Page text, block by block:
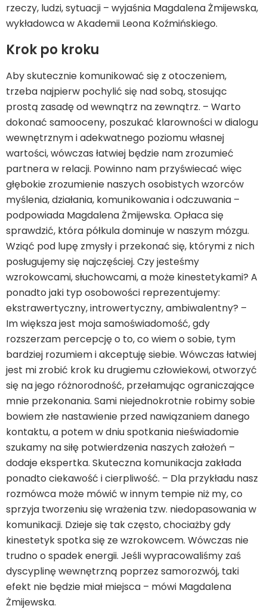
rzeczy, ludzi, sytuacji – wyjaśnia Magdalena Żmijewska,
wykładowca w Akademii Leona Koźmińskiego.
Krok po kroku
Aby skutecznie komunikować się z otoczeniem,
trzeba najpierw pochylić się nad sobą, stosując
prostą zasadę od wewnątrz na zewnątrz. – Warto
dokonać samooceny, poszukać klarowności w dialogu
wewnętrznym i adekwatnego poziomu własnej
wartości, wówczas łatwiej będzie nam zrozumieć
partnera w relacji. Powinno nam przyświecać więc
głębokie zrozumienie naszych osobistych wzorców
myślenia, działania, komunikowania i odczuwania –
podpowiada Magdalena Żmijewska. Opłaca się
sprawdzić, która półkula dominuje w naszym mózgu.
Wziąć pod lupę zmysły i przekonać się, którymi z nich
posługujemy się najczęściej. Czy jesteśmy
wzrokowcami, słuchowcami, a może kinestetykami? A
ponadto jaki typ osobowości reprezentujemy:
ekstrawertyczny, introwertyczny, ambiwalentny? –
Im większa jest moja samoświadomość, gdy
rozszerzam percepcję o to, co wiem o sobie, tym
bardziej rozumiem i akceptuję siebie. Wówczas łatwiej
jest mi zrobić krok ku drugiemu człowiekowi, otworzyć
się na jego różnorodność, przełamując ograniczające
mnie przekonania. Sami niejednokrotnie robimy sobie
bowiem złe nastawienie przed nawiązaniem danego
kontaktu, a potem w dniu spotkania nieświadomie
szukamy na siłę potwierdzenia naszych założeń –
dodaje ekspertka. Skuteczna komunikacja zakłada
ponadto ciekawość i cierpliwość. – Dla przykładu nasz
rozmówca może mówić w innym tempie niż my, co
sprzyja tworzeniu się wrażenia tzw. niedopasowania w
komunikacji. Dzieje się tak często, chociażby gdy
kinestetyk spotka się ze wzrokowcem. Wówczas nie
trudno o spadek energii. Jeśli wypracowaliśmy zaś
dyscyplinę wewnętrzną poprzez samorozwój, taki
efekt nie będzie miał miejsca – mówi Magdalena
Żmijewska.